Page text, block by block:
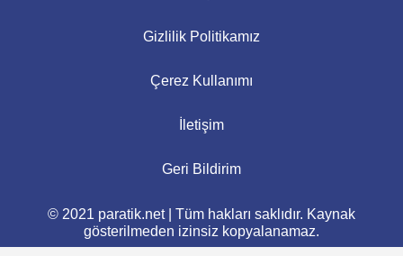
Gizlilik Politikamız
Çerez Kullanımı
İletişim
Geri Bildirim
© 2021 paratik.net | Tüm hakları saklıdır. Kaynak
gösterilmeden izinsiz kopyalanamaz.